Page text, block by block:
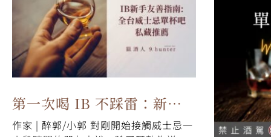
第一次喝 IB 不踩雷：新手
友善指南&全台威士忌單杯
作家 | 醉郭/小郭 對剛開始接觸威士忌一